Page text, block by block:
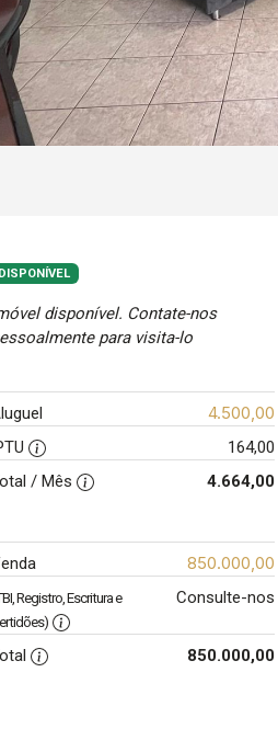
DISPONÍVEL
disponível. Contate-nos
para visita-lo
4.500,00
164,00
/ Mês
4.664,00
850.000,00
Registro, Escritura e
Consulte-nos
850.000,00